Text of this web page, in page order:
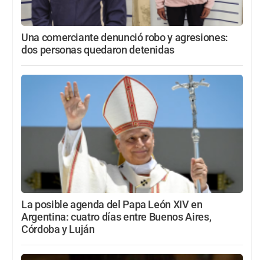
Una comerciante denunció robo y agresiones:
dos personas quedaron detenidas
La posible agenda del Papa León XIV en
Argentina: cuatro días entre Buenos Aires,
Córdoba y Luján